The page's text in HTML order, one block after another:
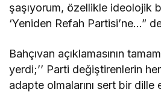
şaşıyorum, özellikle ideolojik
‘Yeniden Refah Partisi’ne…”
Bahçıvan açıklamasının
yerdi;’’ Parti değiştirenlerin
adapte olmalarını sert bir dille